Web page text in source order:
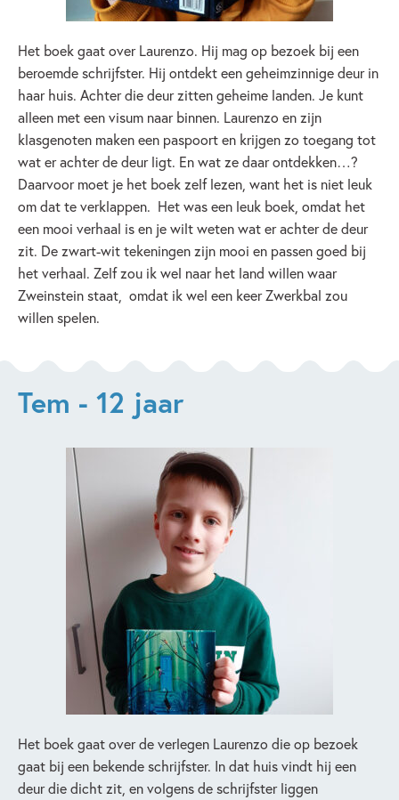
Het boek gaat over Laurenzo. Hij mag op bezoek bij een
beroemde schrijfster. Hij ontdekt een geheimzinnige deur in
haar huis. Achter die deur zitten geheime landen. Je kunt
alleen met een visum naar binnen. Laurenzo en zijn
klasgenoten maken een paspoort en krijgen zo toegang tot
wat er achter de deur ligt. En wat ze daar ontdekken…?
Daarvoor moet je het boek zelf lezen, want het is niet leuk
om dat te verklappen. Het was een leuk boek, omdat het
een mooi verhaal is en je wilt weten wat er achter de deur
zit. De zwart-wit tekeningen zijn mooi en passen goed bij
het verhaal. Zelf zou ik wel naar het land willen waar
Zweinstein staat, omdat ik wel een keer Zwerkbal zou
willen spelen.
Tem - 12 jaar
Het boek gaat over de verlegen Laurenzo die op bezoek
gaat bij een bekende schrijfster. In dat huis vindt hij een
deur die dicht zit, en volgens de schrijfster liggen